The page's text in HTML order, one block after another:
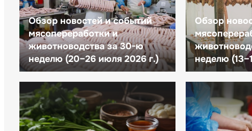
Обзор новостей и событий
мясопереработки и
животноводства за 30-ю
неделю (20–26 июля 2026 г.)
Обзор
неделю